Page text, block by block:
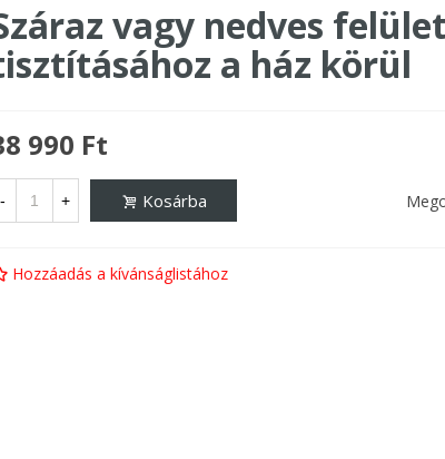
vagy nedves
a ház körül
990 Ft
- + Kosárba
Hozzáadás a kívánságlistához